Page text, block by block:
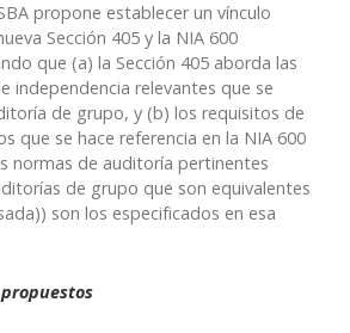
propone establecer un vínculo
Sección 405 y la NIA 600
que (a) la Sección 405 aborda las
independencia relevantes que se
de grupo, y (b) los requisitos de
que se hace referencia en la NIA 600
normas de auditoría pertinentes
de grupo que son equivalentes
son los especificados en esa